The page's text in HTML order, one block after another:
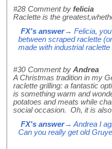
#28 Comment by felicia
Raclette is the
FX's answer→ Felicia, you
between scraped raclette
made with industrial
#30 Comment by Andrea
A Christmas tradition in my
raclette grilling: a fantastic
is something warm and
potatoes and meats while
social occasion. Oh, it is
FX's answer→ Andrea I
Can you really get old